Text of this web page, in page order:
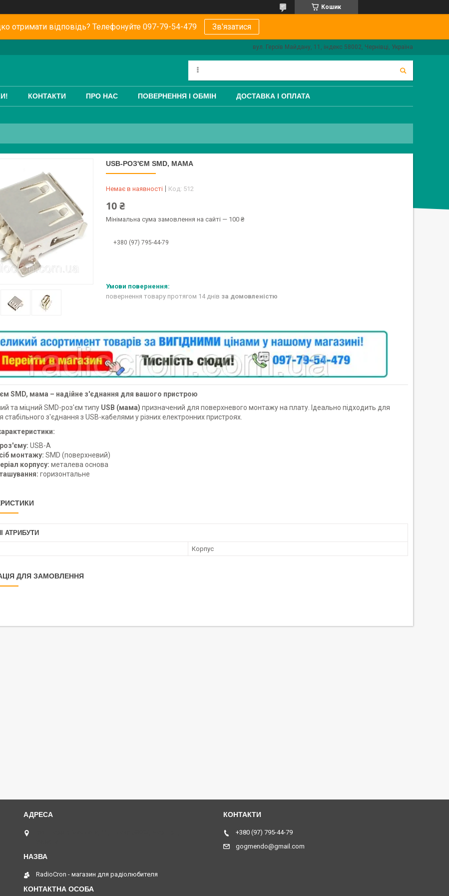
Кошик
отримати відповідь? Телефонуйте 097-79-54-479 Зв'язатися
вул. Героїв Майдану, 11, індекс 58002, Чернівці, Україна
КОНТАКТИ ПРО НАС ПОВЕРНЕННЯ І ОБМІН ДОСТАВКА І ОПЛАТА
USB-РОЗ'ЄМ SMD, МАМА
Немає в наявності Код: 512
10 ₴
Мінімальна сума замовлення на сайті — 100 ₴
+380 (97) 795-44-79
повернення товару протягом 14 днів за домовленістю
SMD, мама – надійне з'єднання для вашого пристрою
та міцний SMD-роз'єм типу USB (мама) призначений для поверхневого монтажу на плату. Ідеально підходить для
стабільного з'єднання з USB-кабелями у різних електронних пристроях.
USB-A
монтажу: SMD (поверхневий)
корпусу: металева основа
горизонтальне
АТРИБУТИ
Корпус
ДЛЯ ЗАМОВЛЕННЯ
RadioCron - магазин для радіолюбителя
+380 (97) 795-44-79
gogmendo@gmail.com